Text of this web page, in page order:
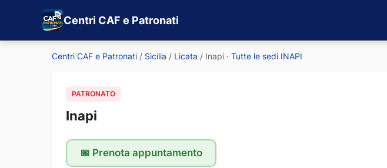
Centri CAF e Patronati
Centri CAF e Patronati / Sicilia / Licata / Inapi · Tutte le sedi INAPI
PATRONATO
Inapi
📅 Prenota appuntamento